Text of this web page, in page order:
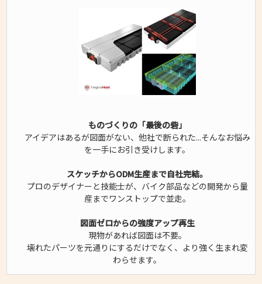
ものづくりの「最後の砦」
アイデアはあるが図面がない、他社で断られた...そんなお悩み
を一手にお引き受けします。
スケッチからODM生産まで自社完結。
プロのデザイナーと技能士が、バイク部品などの開発から量
産までワンストップで並走。
図面ゼロからの強度アップ再生
現物があれば図面は不要。
壊れたパーツを元通りにするだけでなく、より強く生まれ変
わらせます。